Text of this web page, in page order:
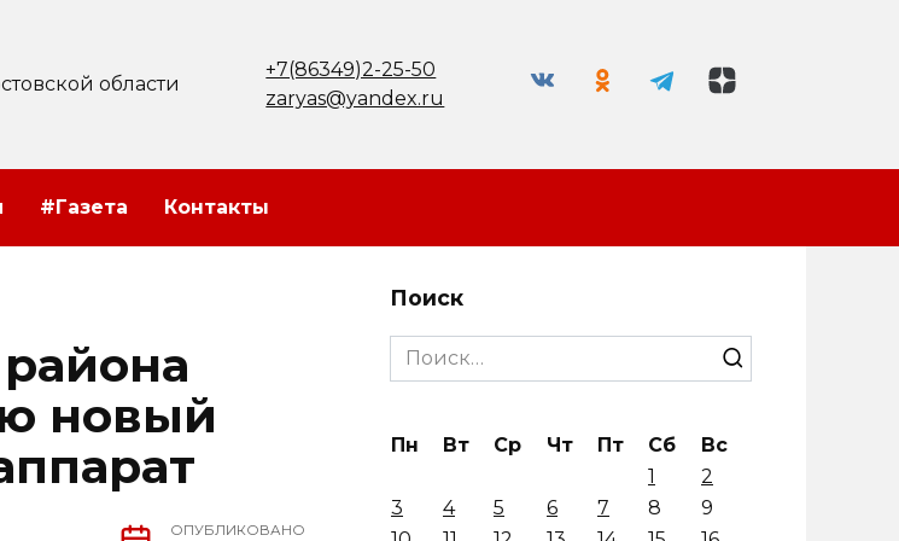
области
+7(86349)2-25-50
zaryas@yandex.ru
#Газета Контакты
новый
ОПУБЛИКОВАНО
Поиск
Search
for:
Пн Вт Ср Чт Пт Сб
Вс
1
2
3
4 5 6 7 8
9